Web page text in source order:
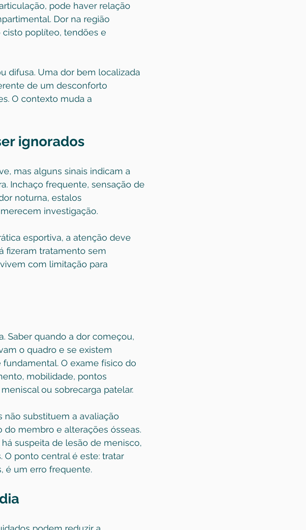
pode haver relação
Dor na região
poplíteo, tendões e
difusa. Uma dor bem localizada
de um desconforto
O contexto muda a
ignorados
mas alguns sinais indicam a
Inchaço frequente, sensação de
noturna, estalos
investigação.
esportiva, a atenção deve
fizeram tratamento sem
com limitação para
Saber quando a dor começou,
o quadro e se existem
O exame físico do
mobilidade, pontos
ou sobrecarga patelar.
não substituem a avaliação
do membro e alterações ósseas.
suspeita de lesão de menisco,
O ponto central é este: tratar
é um erro frequente.